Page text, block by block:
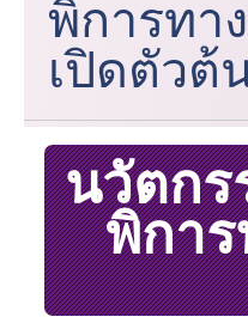
พิการทา
เปิดตัวต้
นวัตกร
พิการ